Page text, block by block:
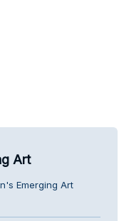
Art
Emerging Art